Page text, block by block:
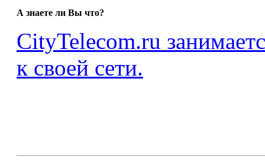
А знаете ли Вы что?
CityTelecom.ru
к своей сети.